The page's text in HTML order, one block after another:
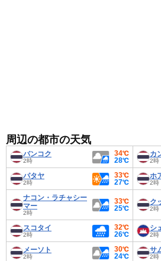
周辺の都市の天気
バンコク
2時
34℃
28℃
カ
2時
パタヤ
2時
33℃
27℃
ホ
2時
ナコン・ラチャシー
マー
2時
33℃
25℃
ク
2時
スコタイ
2時
32℃
26℃
シ
2時
メーソト
2時
30℃
24℃
サ
2時